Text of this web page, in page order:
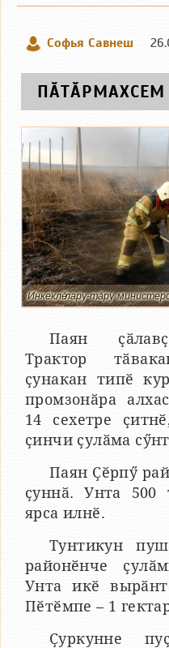
Софья Савнеш
ПӐТӐРМАХСЕМ
Инкеклӗ лару-тӑру
Паян
Трактор
ҫунакан типӗ
промзонӑра
14 сехетре
ҫинчи ҫулӑма
Паян Ҫӗрпӳ
ҫуннӑ. Унта 500
ярса илнӗ.
Тунтикун
районӗнче
Унта икӗ
Пӗтӗмпе – 1
Ҫуркунне